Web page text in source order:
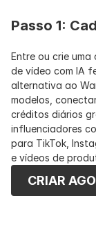
Passo 1:
Entre ou crie uma
de vídeo com IA
alternativa ao
modelos,
créditos diários
influenciadores
para TikTok,
e vídeos de
CRIAR